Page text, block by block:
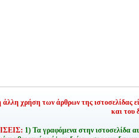
χρήση των άρθρων της ιστοσελίδας
και του
1) Τα γραφόμενα στην ιστοσελίδα